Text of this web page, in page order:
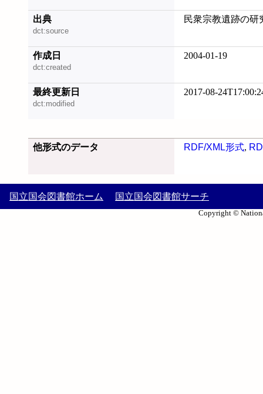
出典
dct:source
民衆宗教遺跡の研
作成日
dct:created
2004-01-19
最終更新日
dct:modified
2017-08-
他形式のデータ RDF/XML形式,
国立国会図書館ホーム 国立国会図書館サーチ
Copyright ©